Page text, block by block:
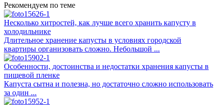
Рекомендуем по теме
Несколько хитростей, как лучше всего хранить капусту в
холодильнике
Длительное хранение капусты в условиях городской
квартиры организовать сложно. Небольшой ...
Особенности, достоинства и недостатки хранения капусты в
пищевой пленке
Капуста сытна и полезна, но достаточно сложно использовать
за один ...